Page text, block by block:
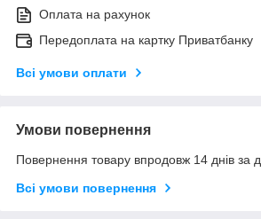
Оплата на рахунок
Передоплата на картку Приватбанку
Всі умови оплати
Умови повернення
Повернення товару впродовж 14 днів за
Всі умови повернення